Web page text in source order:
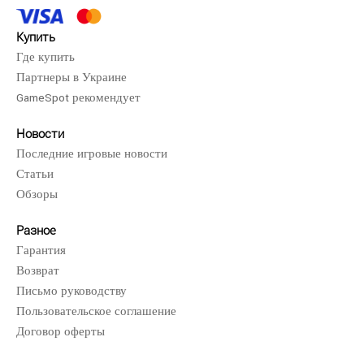
EA SPORTS FC 27 (Xbox Series X, русская версия) для
Купить
Где купить
Партнеры в Украине
GameSpot рекомендует
Новости
Последние игровые новости
Статьи
Обзоры
Разное
Гарантия
Возврат
Письмо руководству
Пользовательское соглашение
Договор оферты